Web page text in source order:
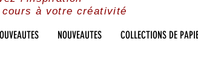
à votre créativité
NOUVEAUTES COLLECTIONS DE